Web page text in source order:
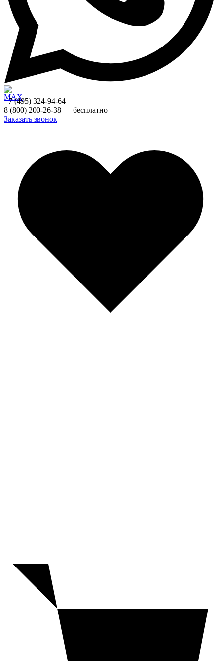
+7 (495) 324-94-64
8 (800) 200-26-38 — бесплатно
Заказать звонок